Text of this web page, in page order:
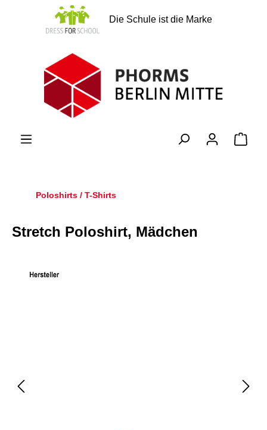
springen
Die Schule ist die Marke
Poloshirts / T-Shirts
Stretch Poloshirt, Mädchen